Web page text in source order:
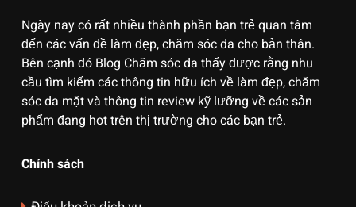
Ngày nay có rất nhiều thành phần bạn trẻ quan tâm
đến các vấn đề làm đẹp, chăm sóc da cho bản thân.
Bên cạnh đó Blog Chăm sóc da thấy được rằng nhu
cầu tìm kiếm các thông tin hữu ích về làm đẹp, chăm
sóc da mặt và thông tin review kỹ lưỡng về các sản
phẩm đang hot trên thị trường cho các bạn trẻ.
Chính sách